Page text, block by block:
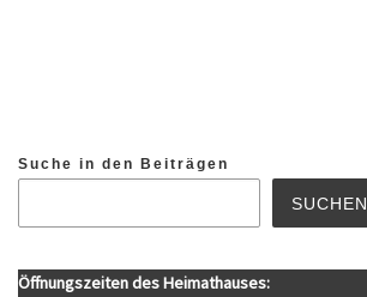
Suche in den Beiträgen
SUCHEN
Öffnungszeiten des Heimathauses: